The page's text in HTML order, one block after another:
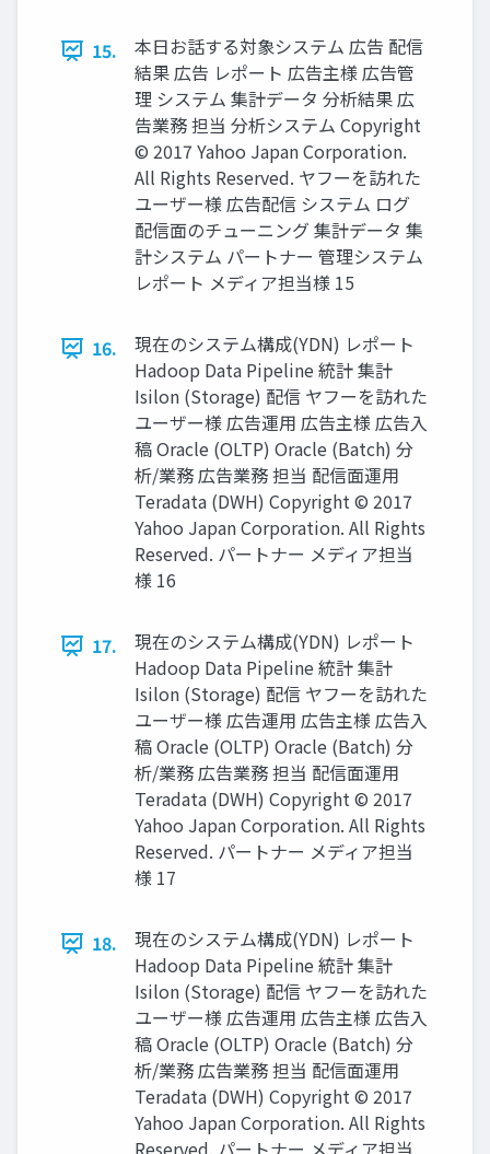
15.
本日お話する対象システム 広告 配信
結果 広告 レポート 広告主様 広告管
理 システム 集計データ 分析結果 広
告業務 担当 分析システム Copyright
© 2017 Yahoo Japan Corporation.
All Rights Reserved. ヤフーを訪れた
ユーザー様 広告配信 システム ログ
配信面のチューニング 集計データ 集
計システム パートナー 管理システム
レポート メディア担当様 15
16.
現在のシステム構成(YDN) レポート
Hadoop Data Pipeline 統計 集計
Isilon (Storage) 配信 ヤフーを訪れた
ユーザー様 広告運用 広告主様 広告入
稿 Oracle (OLTP) Oracle (Batch) 分
析/業務 広告業務 担当 配信面運用
Teradata (DWH) Copyright © 2017
Yahoo Japan Corporation. All Rights
Reserved. パートナー メディア担当
様 16
17.
現在のシステム構成(YDN) レポート
Hadoop Data Pipeline 統計 集計
Isilon (Storage) 配信 ヤフーを訪れた
ユーザー様 広告運用 広告主様 広告入
稿 Oracle (OLTP) Oracle (Batch) 分
析/業務 広告業務 担当 配信面運用
Teradata (DWH) Copyright © 2017
Yahoo Japan Corporation. All Rights
Reserved. パートナー メディア担当
様 17
18.
現在のシステム構成(YDN) レポート
Hadoop Data Pipeline 統計 集計
Isilon (Storage) 配信 ヤフーを訪れた
ユーザー様 広告運用 広告主様 広告入
稿 Oracle (OLTP) Oracle (Batch) 分
析/業務 広告業務 担当 配信面運用
Teradata (DWH) Copyright © 2017
Yahoo Japan Corporation. All Rights